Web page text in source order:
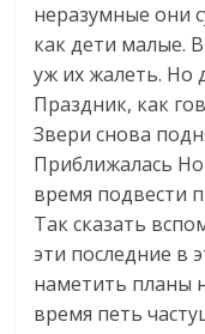
неразумные они
как дети малые.
уж их жалеть. Но
Праздник, как
Звери снова
Приближалась
время подвести
Так сказать
эти последние в
наметить планы
время петь